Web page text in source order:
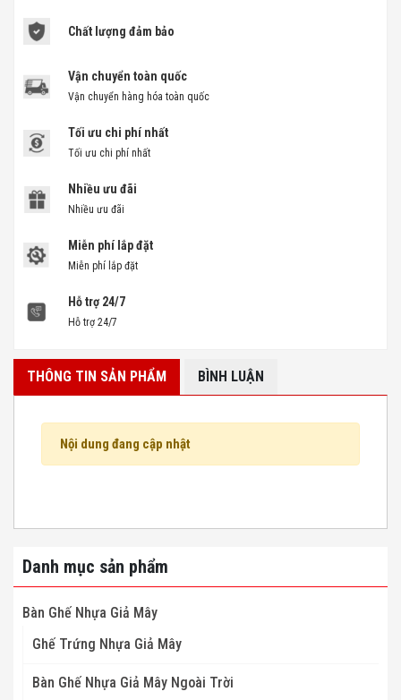
Chất lượng đảm bảo
Vận chuyển toàn quốc
Vận chuyển hàng hóa toàn quốc
Tối ưu chi phí nhất
Tối ưu chi phí nhất
Nhiều ưu đãi
Nhiều ưu đãi
Miễn phí lắp đặt
Miễn phí lắp đặt
Hỗ trợ 24/7
Hỗ trợ 24/7
THÔNG TIN SẢN PHẨM BÌNH LUẬN
Nội dung đang cập nhật
Danh mục sản phẩm
Bàn Ghế Nhựa Giả Mây
Ghế Trứng Nhựa Giả Mây
Bàn Ghế Nhựa Giả Mây Ngoài Trời